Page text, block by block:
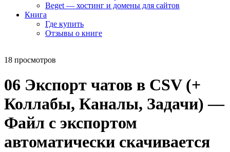
Beget — хостинг и домены для сайтов
Книга
Где купить
Отзывы о книге
18 просмотров
06 Экспорт чатов в CSV (+
Коллабы, Каналы, Задачи) —
Файл с экспортом
автоматически скачивается